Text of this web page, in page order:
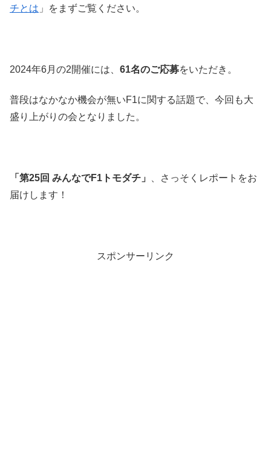
チとは 」をまずご覧ください。
2024年6月の2開催には、 61名のご応募をいただき。
普段はなかなか機会が無いF1に関する話題で、今回も大
盛り上がりの会となりました。
「第25回 みんなでF1トモダチ」
、さっそくレポートをお
届けします！
スポンサーリンク